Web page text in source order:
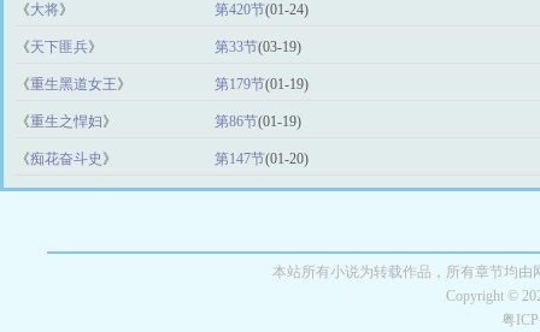
《大将》 第420节(01-24)
《天下匪兵》 第33节(03-19)
《重生黑道女王》 第179节(01-19)
《重生之悍妇》 第86节(01-19)
《痴花奋斗史 》 第147节(01-20)
本站所有小说为转载作品，所有章节均
Copyright ©
粤